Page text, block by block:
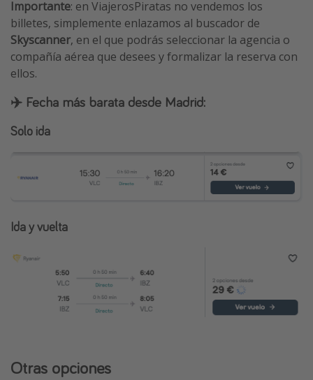
Importante: en ViajerosPiratas no vendemos los
billetes, simplemente enlazamos al buscador de
Skyscanner, en el que podrás seleccionar la agencia o
compañía aérea que desees y formalizar la reserva con
ellos.
✈️ Fecha más barata desde Madrid:
Solo ida
Ida y vuelta
Otras opciones